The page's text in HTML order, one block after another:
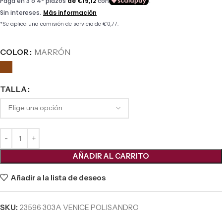
COLOR MARRÓN
TALLA
AÑADIR AL CARRITO
Añadir a la lista de deseos
SKU: 23596 303A VENICE POLISANDRO